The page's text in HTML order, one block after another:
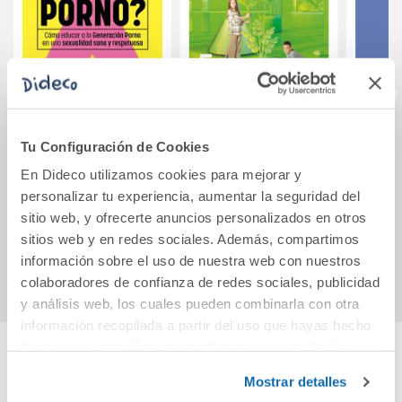
Tu Configuración de Cookies
En Dideco utilizamos cookies para mejorar y
personalizar tu experiencia, aumentar la seguridad del
sitio web, y ofrecerte anuncios personalizados en otros
sitios web y en redes sociales. Además, compartimos
información sobre el uso de nuestra web con nuestros
colaboradores de confianza de redes sociales, publicidad
y análisis web, los cuales pueden combinarla con otra
información recopilada a partir del uso que hayas hecho
Mostrar detalles
¿Hablamos de
porno?
22,50€
Comprar
Science. 5 Primary.
Revuela
60,66€
Comprar
Cuéntanos tu opinión